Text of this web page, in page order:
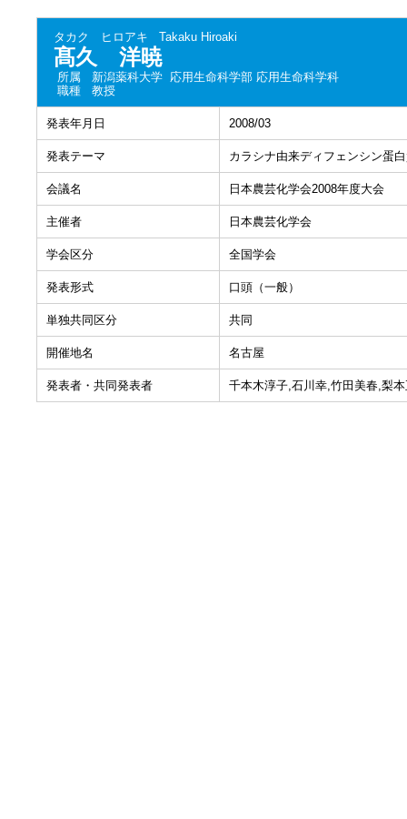
タカク ヒロアキ Takaku Hiroaki
髙久 洋暁
所属
新潟薬科大学 応用生命科学部 応用生命科学科
職種
教授
発表年月日 2008/03
発表テーマ カラシナ由来ディフェンシン蛋
会議名 日本農芸化学会2008年度大会
主催者 日本農芸化学会
学会区分 全国学会
発表形式 口頭（一般）
単独共同区分 共同
開催地名 名古屋
発表者・共同発表者 千本木淳子,石川幸,竹田美春,梨